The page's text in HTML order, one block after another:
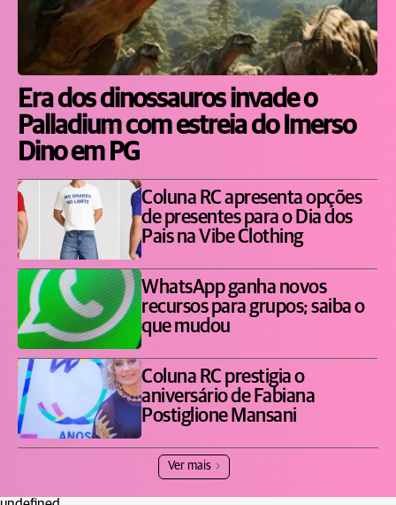
Era dos dinossauros invade o
Palladium com estreia do Imerso
Dino em PG
Coluna RC apresenta opções
de presentes para o Dia dos
Pais na Vibe Clothing
WhatsApp ganha novos
recursos para grupos; saiba o
que mudou
Coluna RC prestigia o
aniversário de Fabiana
Postiglione Mansani
Ver mais